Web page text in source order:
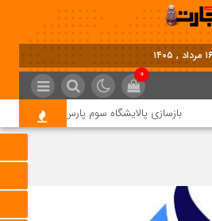
0
بازسازی پالایشگاه سوم پارس جنوبی کلید خورد